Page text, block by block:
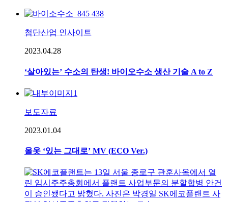
첨단산업 인사이트
2023.04.28
‘살아있는’ 수소의 탄생! 바이오수소 생산 기술 A to Z
보도자료
2023.01.04
올옷 ‘있는 그대로’ MV (ECO Ver.)